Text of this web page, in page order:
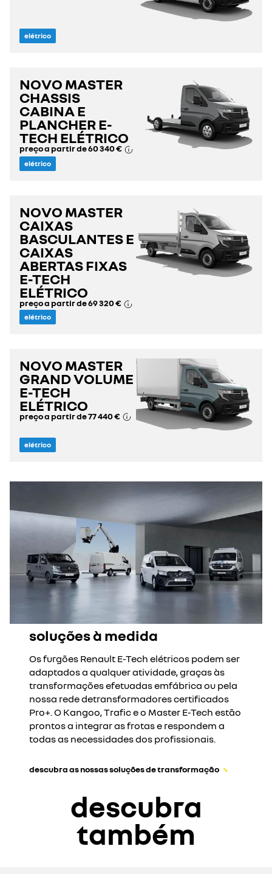
elétrico
NOVO MASTER
CHASSIS
CABINA E
PLANCHER E-
TECH ELÉTRICO
preço a partir de60 340 €
elétrico
NOVO MASTER
CAIXAS
BASCULANTES E
CAIXAS
ABERTAS FIXAS
E-TECH
ELÉTRICO
preço a partir de69 320 €
elétrico
NOVO MASTER
GRAND VOLUME
E-TECH
ELÉTRICO
preço a partir de77 440 €
elétrico
soluções à medida
Os furgões Renault E-Tech elétricos podem ser
adaptados a qualquer atividade, graças às
transformações efetuadas emfábrica ou pela
nossa rede detransformadores certificados
Pro+. O Kangoo, Trafic e o Master E-Tech estão
prontos a integrar as frotas e respondem a
todas as necessidades dos profissionais.
descubra as nossas soluções de transformação
descubra
também